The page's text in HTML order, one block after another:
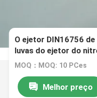
O ejetor DIN16756
luvas do ejetor do
MOQ：MOQ: 10 PCes
Melhor preço